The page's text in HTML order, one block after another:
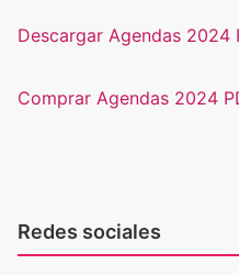
Descargar Agendas 2024
Comprar Agendas 2024
Redes sociales